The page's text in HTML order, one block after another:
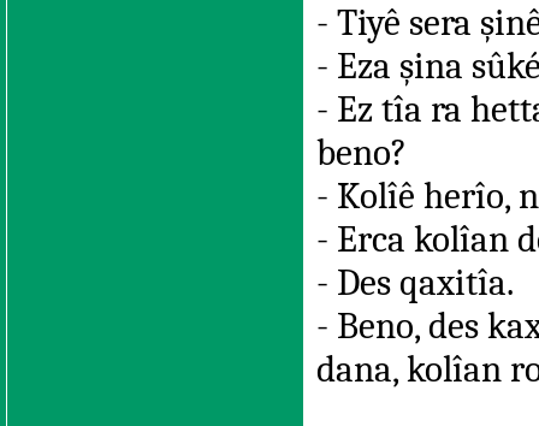
- Tiyê sera
- Eza şina
- Ez tîa ra
beno?
- Kolîê herîo,
- Erca kolîan
- Des qaxitîa.
- Beno, des
dana, kolîan